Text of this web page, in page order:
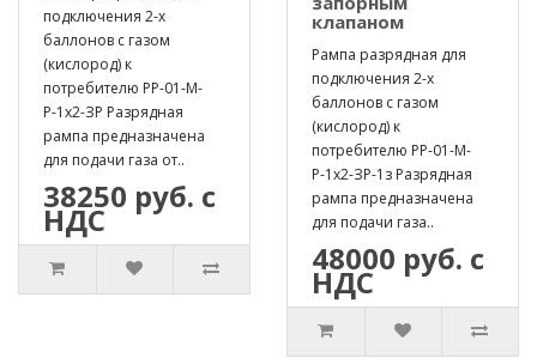
подключения 2-х
баллонов с газом
(кислород) к
потребителю РР-01-М-
Р-1х2-ЗР Разрядная
рампа предназначена
для подачи газа от..
38250 руб. с
НДС
клапаном
Рампа разрядная для
подключения 2-х
баллонов с газом
(кислород) к
потребителю РР-01-М-
Р-1х2-ЗР-1з Разрядная
рампа предназначена
для подачи газа..
48000 руб. с
НДС